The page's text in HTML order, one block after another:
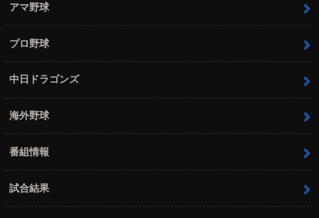
アマ野球
プロ野球
中日ドラゴンズ
海外野球
番組情報
試合結果